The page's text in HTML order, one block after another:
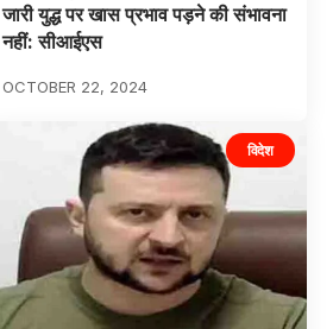
जारी युद्ध पर खास प्रभाव पड़ने की संभावना
नहीं: सीआईएस
OCTOBER 22, 2024
विदेश